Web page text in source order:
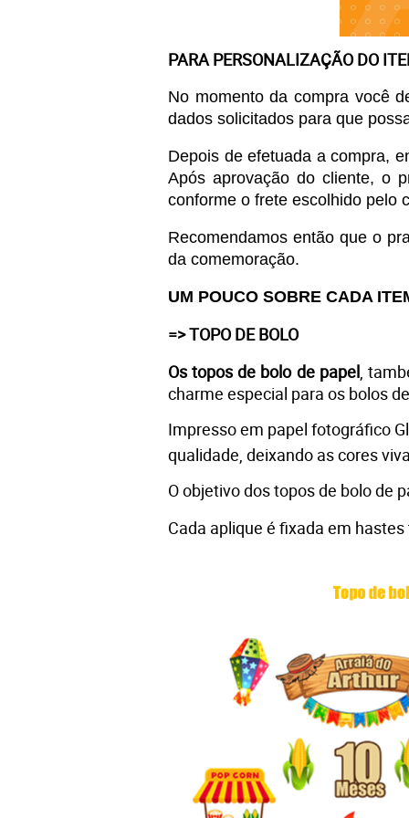
PARA PERSONALIZAÇÃO DO
No momento da compra você
dados solicitados para que
Depois de efetuada a compra,
Após aprovação do cliente, o
conforme o frete escolhido pelo
Recomendamos então que o
da comemoração.
UM POUCO SOBRE CADA
=> TOPO DE BOLO
Os topos de bolo de papel,
charme especial para os bolos
Impresso em papel fotográfico
qualidade, deixando as cores
O objetivo dos topos de bolo de
Cada aplique é fixada em